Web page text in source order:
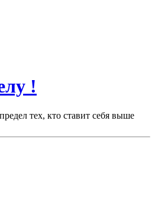
!
тех, кто ставит себя выше